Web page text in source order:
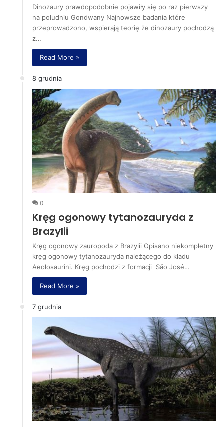
Dinozaury prawdopodobnie pojawiły się po raz pierwszy
na południu Gondwany Najnowsze badania które
przeprowadzono, wspierają teorię że dinozaury pochodzą
z…
Read More »
8 grudnia
0
Kręg ogonowy tytanozauryda z
Brazylii
Kręg ogonowy zauropoda z Brazylii Opisano niekompletny
kręg ogonowy tytanozauryda należącego do kladu
Aeolosaurini. Kręg pochodzi z formacji São José…
Read More »
7 grudnia